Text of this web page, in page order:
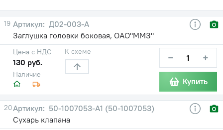
19
Д02-003-А
Заглушка головки боковая, ОАО"ММЗ"
Наличие
Цена с НДС
130 руб.
К схеме − +
Купить
20
50-1007053-А1 (50-1007053)
Сухарь клапана